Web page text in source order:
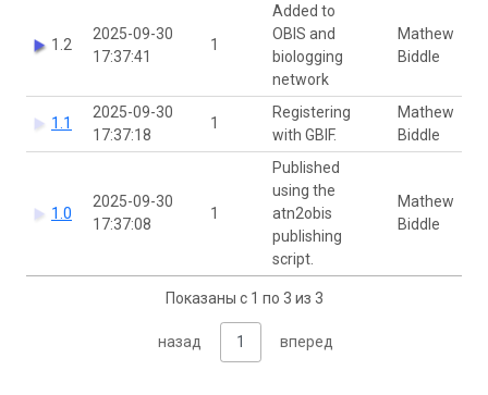
1.2
2025-09-30
17:37:41
1
Added to
OBIS and
biologging
network
Mathew
Biddle
1.1
2025-09-30
17:37:18
1
Registering
with GBIF.
Mathew
Biddle
1.0
2025-09-30
17:37:08
1
Published
using the
atn2obis
publishing
script.
Mathew
Biddle
Показаны с 1 по 3 из 3
назад 1 вперед